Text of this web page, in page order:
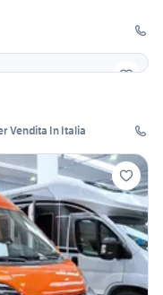
Vendita In Italia